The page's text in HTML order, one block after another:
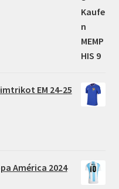
EM 24-25
América 2024